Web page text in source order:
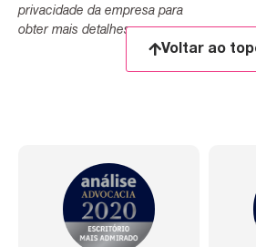
privacidade da empresa para
obter mais detalhes.
Voltar ao